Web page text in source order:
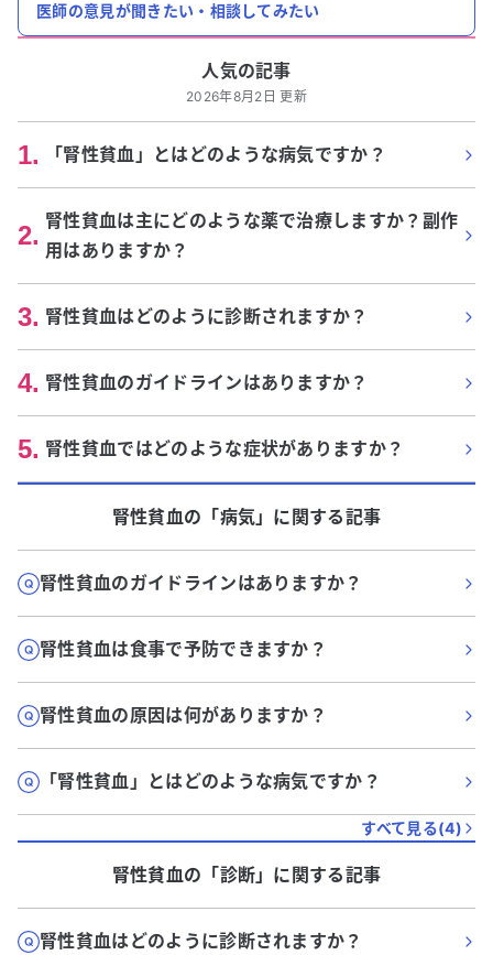
医師の意見が聞きたい・相談してみたい
人気の記事
2026年8月2日 更新
1. 「腎性貧血」とはどのような病気ですか？
2. 腎性貧血は主にどのような薬で治療しますか？副作
用はありますか？
3. 腎性貧血はどのように診断されますか？
4. 腎性貧血のガイドラインはありますか？
5. 腎性貧血ではどのような症状がありますか？
腎性貧血の「病気」に関する記事
腎性貧血のガイドラインはありますか？
腎性貧血は食事で予防できますか？
腎性貧血の原因は何がありますか？
「腎性貧血」とはどのような病気ですか？
すべて見る(4)
腎性貧血の「診断」に関する記事
腎性貧血はどのように診断されますか？